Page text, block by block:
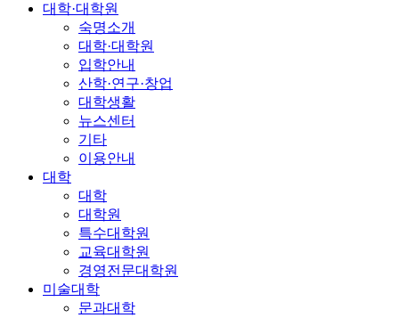
대학·대학원
숙명소개
대학·대학원
입학안내
산학·연구·창업
대학생활
뉴스센터
기타
이용안내
대학
대학
대학원
특수대학원
교육대학원
경영전문대학원
미술대학
문과대학